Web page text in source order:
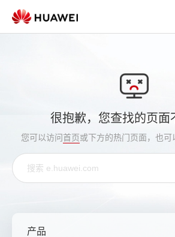
很抱歉，您查找的页面
您可以访问首页或下方的热门页面，也
产品